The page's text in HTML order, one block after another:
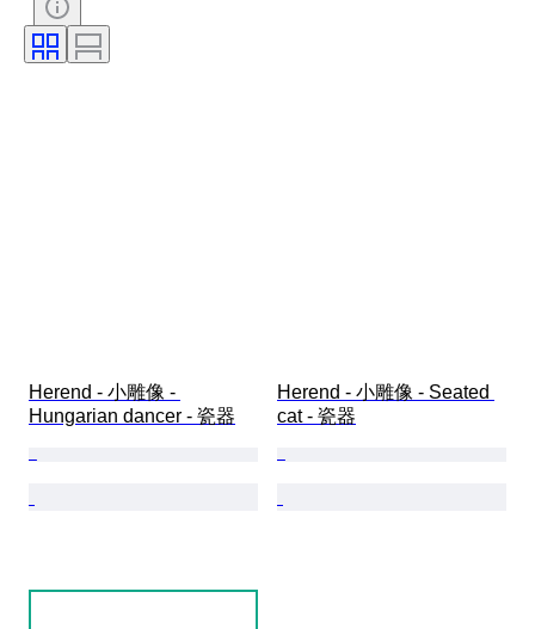
Herend - 小雕像 -
Hungarian dancer - 瓷器
Herend - 小雕像 - Seated
cat - 瓷器